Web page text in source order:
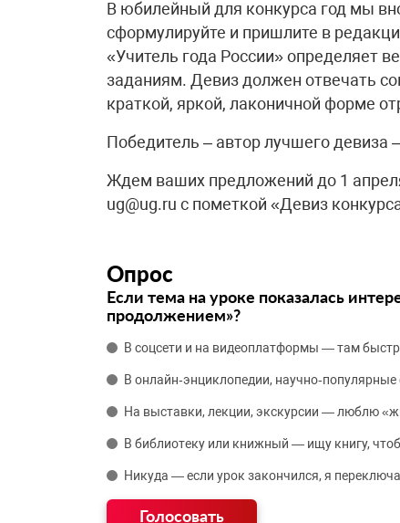
В юбилейный для конкурса год мы
cформулируйте и пришлите в
«Учитель года России» определяет
заданиям. Девиз должен отвечать
краткой, яркой, лаконичной форме
Победитель – автор лучшего девиза
Ждем ваших предложений до 1
ug@ug.ru c пометкой «Девиз
Опрос
Если тема на уроке показалась
продолжением»?
В соцсети и на видеоплатформы — там
В онлайн‑энциклопедии,
На выставки, лекции, экскурсии — люблю
В библиотеку или книжный — ищу книгу,
Никуда — если урок закончился, я